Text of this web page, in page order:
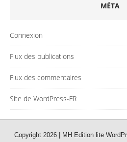
MÉTA
Connexion
Flux des publications
Flux des commentaires
Site de WordPress-FR
Copyright 2026 | MH Edition lite